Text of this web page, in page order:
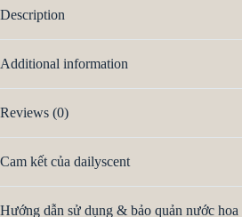
Description
Additional information
Reviews (0)
Cam kết của dailyscent
Hướng dẫn sử dụng & bảo quản nước hoa